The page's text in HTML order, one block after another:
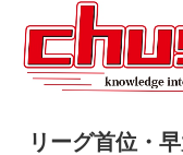
リーグ首位・